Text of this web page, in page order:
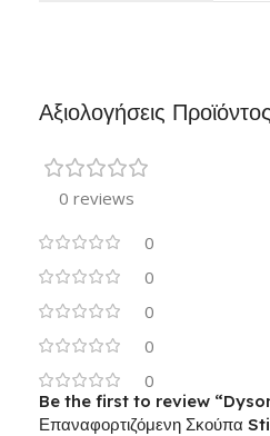
Αξιολογήσεις Προϊόντος
0 reviews
0
0
0
0
0
Be the first to review
Επαναφορτιζόμενη Σκούπα